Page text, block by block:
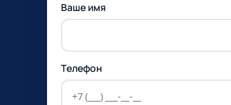
Ваше имя
Телефон